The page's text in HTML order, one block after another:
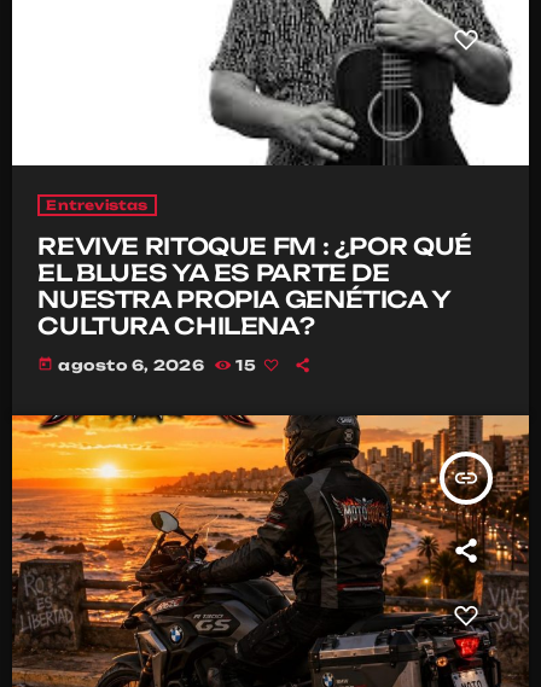
Entrevistas
REVIVE RITOQUE FM : ¿POR QUÉ
EL BLUES YA ES PARTE DE
NUESTRA PROPIA GENÉTICA Y
CULTURA CHILENA?
today agosto 6, 2026 15
insert_link